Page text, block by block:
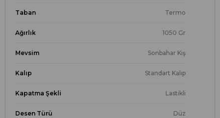
Taban Termo
Ağırlık 1050 Gr
Mevsim Sonbahar Kış
Kalıp Standart Kalıp
Kapatma Şekli Lastikli
Desen Türü Düz